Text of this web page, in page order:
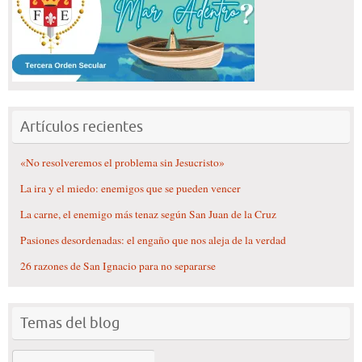
Artículos recientes
«No resolveremos el problema sin Jesucristo»
La ira y el miedo: enemigos que se pueden vencer
La carne, el enemigo más tenaz según San Juan de la Cruz
Pasiones desordenadas: el engaño que nos aleja de la verdad
26 razones de San Ignacio para no separarse
Temas del blog